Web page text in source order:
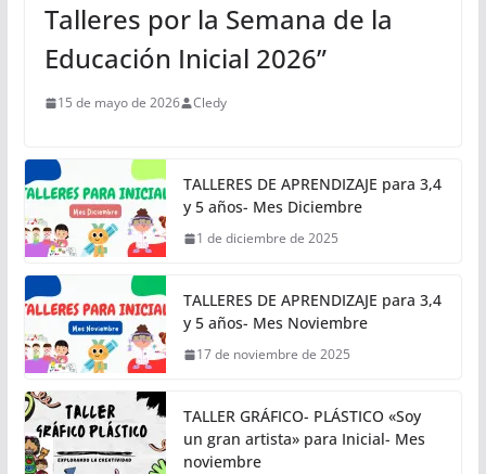
Talleres por la Semana de la
Educación Inicial 2026”
15 de mayo de 2026 Cledy
TALLERES DE APRENDIZAJE para 3,4
y 5 años- Mes Diciembre
1 de diciembre de 2025
TALLERES DE APRENDIZAJE para 3,4
y 5 años- Mes Noviembre
17 de noviembre de 2025
TALLER GRÁFICO- PLÁSTICO «Soy
un gran artista» para Inicial- Mes
noviembre